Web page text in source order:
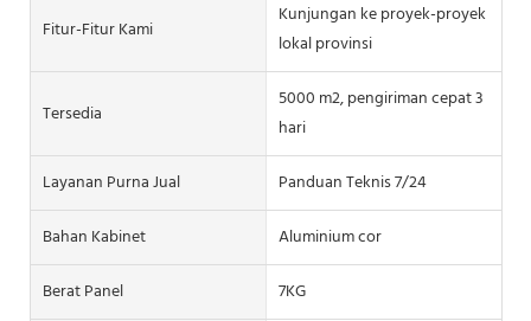
Fitur-Fitur Kami
Kunjungan ke proyek-proyek
lokal provinsi
Tersedia
5000 m2, pengiriman cepat 3
hari
Layanan Purna Jual
Panduan Teknis 7/24
Bahan Kabinet
Aluminium cor
Berat Panel
7KG